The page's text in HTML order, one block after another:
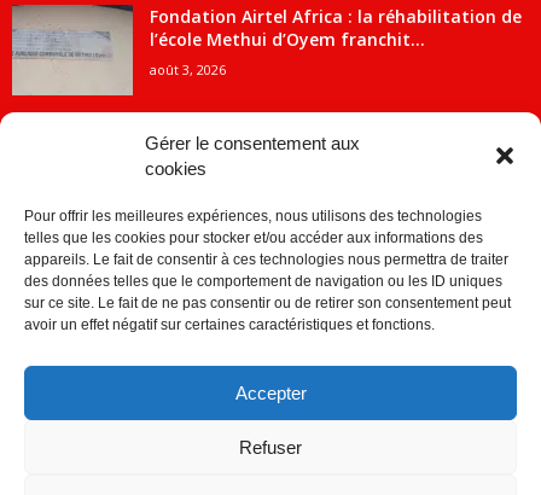
Gérer le consentement aux
cookies
Pour offrir les meilleures expériences, nous utilisons des technologies
telles que les cookies pour stocker et/ou accéder aux informations des
appareils. Le fait de consentir à ces technologies nous permettra de traiter
des données telles que le comportement de navigation ou les ID uniques
sur ce site. Le fait de ne pas consentir ou de retirer son consentement peut
avoir un effet négatif sur certaines caractéristiques et fonctions.
Accepter
Refuser
Fondation Airtel Africa : la réhabilitation de
l’école Methui d’Oyem franchit...
août 3, 2026
CATÉGORIE POPULAIRE
ACTUALITES
Economie 2091
1840
Société
Sport 859